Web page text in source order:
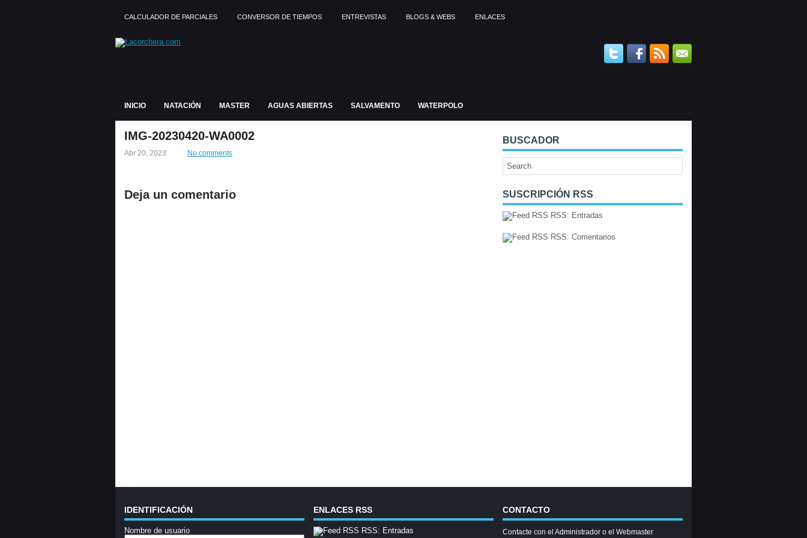
CALCULADOR DE PARCIALES CONVERSOR DE TIEMPOS ENTREVISTAS BLOGS & WEBS ENLACES
INICIO NATACIÓN MASTER AGUAS ABIERTAS SALVAMENTO WATERPOLO
IMG-20230420-WA0002
Abr 20, 2023 No comments
Deja un comentario
BUSCADOR
SUSCRIPCIÓN RSS
RSS: Entradas
RSS: Comentarios
IDENTIFICACIÓN
Nombre de usuario
ENLACES RSS
RSS: Entradas
CONTACTO
Contacte con el Administrador o el Webmaster